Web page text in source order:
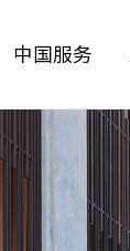
管理团队
中国服务
坛